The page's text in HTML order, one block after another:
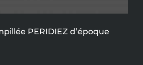
PERIDIEZ d’époque